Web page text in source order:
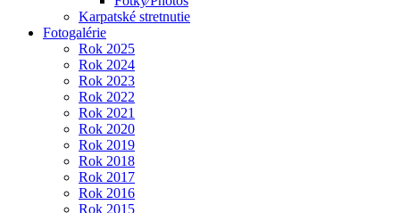
Karpatské stretnutie
Fotogalérie
Rok 2025
Rok 2024
Rok 2023
Rok 2022
Rok 2021
Rok 2020
Rok 2019
Rok 2018
Rok 2017
Rok 2016
Rok 2015